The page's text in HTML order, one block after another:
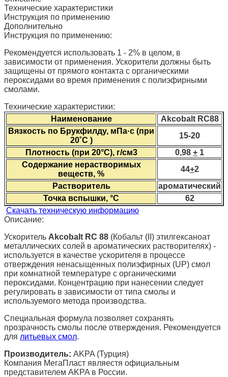
Технические характеристики
Инструкция по применению
Дополнительно
Инструкция по применению:
Рекомендуется использовать 1 - 2% в целом, в
зависимости от применения. Ускорители должны быть
защищены от прямого контакта с органическими
пероксидами во время применения с полиэфирными
смолами.
Технические характеристики:
Наименование
Akcobalt RC88
Вязкость по Брукфилду, мПа·с (при
20˚С )
15-20
Плотность (при 20°С), г/см3
0,98 + 1
Содержание нерастворимых
веществ, %
44+2
Растворитель
ароматический
Точка вспышки, °С
62
Скачать техническую информацию
Описание:
Ускоритель Akcobalt RC 88 (Кобальт (II) этилгексаноат
металлических солей в ароматических растворителях) -
используется в качестве ускорителя в процессе
отверждения ненасыщенных полиэфирных (UP) смол
при комнатной температуре с органическими
пероксидами. Концентрацию при нанесении следует
регулировать в зависимости от типа смолы и
используемого метода производства.
Специальная формула позволяет сохранять
прозрачность смолы после отверждения. Рекомендуется
для литьевых смол.
Производитель: AKPA (Турция)
Компания МегаПласт являестя официальным
представителем AKPA в России.